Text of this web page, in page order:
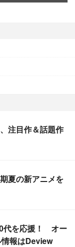
注目作＆話題作
夏の新アニメを
代を応援！ オー
報はDeview